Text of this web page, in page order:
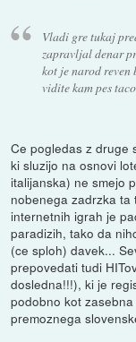
Vladi gre tukaj
zapravljal denar
kot je narod reven
vidite kam pes
Ce pogledas z druge
ki sluzijo na osnovi
italijanska) ne smejo
nobenega zadrzka ta
internetnih igrah je
paradizih, tako da
(ce sploh) davek...
prepovedati tudi
dosledna!!!), ki je
podobno kot
premoznega